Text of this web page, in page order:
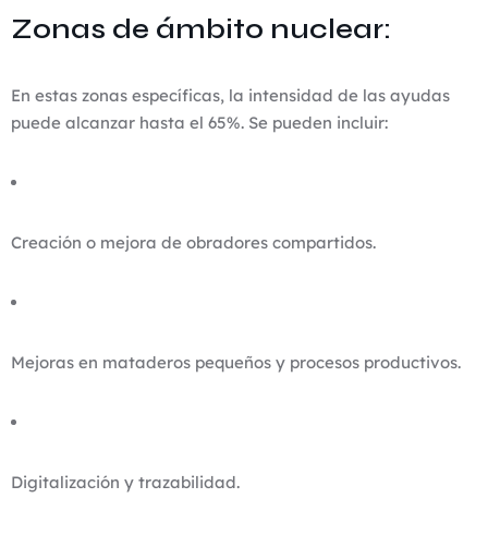
Zonas de ámbito nuclear:
En estas zonas específicas, la intensidad de las ayudas
puede alcanzar hasta el 65%. Se pueden incluir:
Creación o mejora de obradores compartidos.
Mejoras en mataderos pequeños y procesos productivos.
Digitalización y trazabilidad.